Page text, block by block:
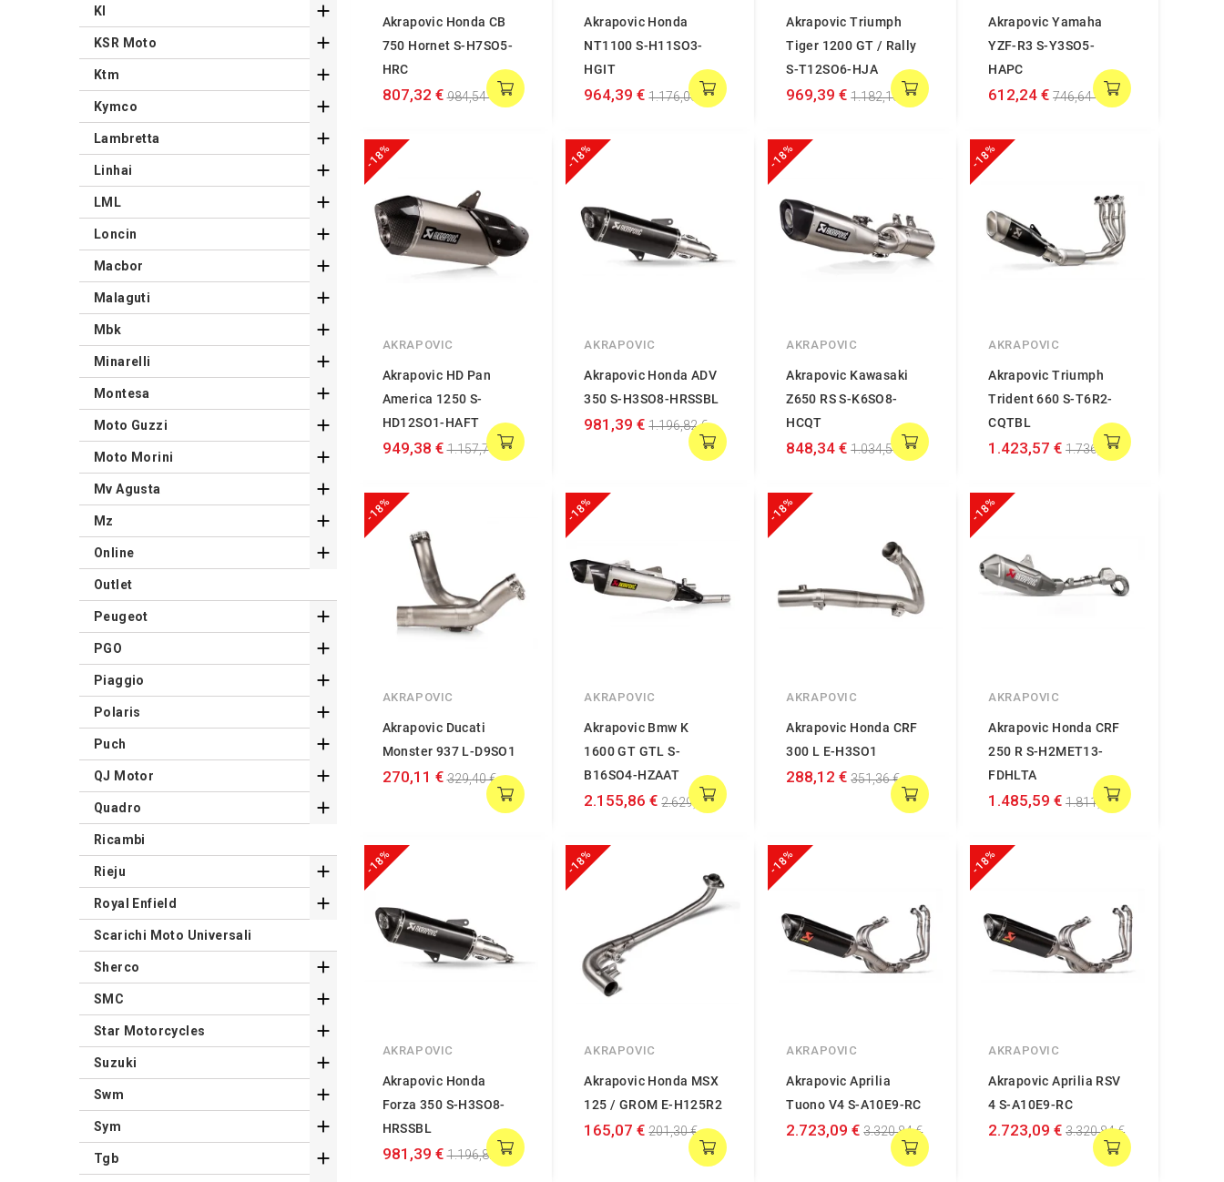
Akrapovic Honda CB
750 Hornet S-H7SO5-
HRC
807,32 € 984,54 €
Akrapovic Honda
NT1100 S-H11SO3-
HGIT
964,39 € 1.176,08 €
Akrapovic Triumph
Tiger 1200 GT / Rally
S-T12SO6-HJA
969,39 € 1.182,18 €
Akrapovic Yamaha
YZF-R3 S-Y3SO5-
HAPC
612,24 € 746,64 €
-18%
AKRAPOVIC
Akrapovic HD Pan
America 1250 S-
HD12SO1-HAFT
949,38 € 1.157,78 €
-18%
AKRAPOVIC
Akrapovic Honda ADV
350 S-H3SO8-HRSSBL
981,39 € 1.196,82 €
-18%
AKRAPOVIC
Akrapovic Kawasaki
Z650 RS S-K6SO8-
HCQT
848,34 € 1.034,56 €
-18%
AKRAPOVIC
Akrapovic Triumph
Trident 660 S-T6R2-
CQTBL
1.423,57 € 1.736,06 €
-18%
AKRAPOVIC
Akrapovic Ducati
Monster 937 L-D9SO1
270,11 € 329,40 €
-18%
AKRAPOVIC
Akrapovic Bmw K
1600 GT GTL S-
B16SO4-HZAAT
2.155,86 € 2.629,10 €
-18%
AKRAPOVIC
Akrapovic Honda CRF
300 L E-H3SO1
288,12 € 351,36 €
-18%
AKRAPOVIC
Akrapovic Honda CRF
250 R S-H2MET13-
FDHLTA
1.485,59 € 1.811,70 €
-18%
AKRAPOVIC
Akrapovic Honda
Forza 350 S-H3SO8-
HRSSBL
981,39 € 1.196,82 €
-18%
AKRAPOVIC
Akrapovic Honda MSX
125 / GROM E-H125R2
165,07 € 201,30 €
-18%
AKRAPOVIC
Akrapovic Aprilia
Tuono V4 S-A10E9-RC
2.723,09 € 3.320,84 €
-18%
AKRAPOVIC
Akrapovic Aprilia RSV
4 S-A10E9-RC
2.723,09 € 3.320,84 €
Kl 
KSR Moto 
Ktm 
Kymco 
Lambretta 
Linhai 
LML 
Loncin 
Macbor 
Malaguti 
Mbk 
Minarelli 
Montesa 
Moto Guzzi 
Moto Morini 
Mv Agusta 
Mz 
Online 
Outlet
Peugeot 
PGO 
Piaggio 
Polaris 
Puch 
QJ Motor 
Quadro 
Ricambi
Rieju 
Royal Enfield 
Scarichi Moto Universali
Sherco 
SMC 
Star Motorcycles 
Suzuki 
Swm 
Sym 
Tgb 